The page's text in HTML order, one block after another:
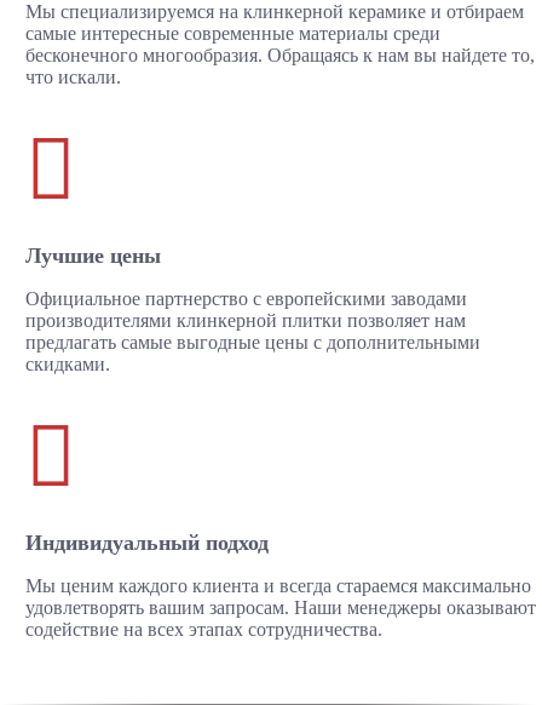
Мы специализируемся на клинкерной керамике и отбираем
самые интересные современные материалы среди
бесконечного многообразия. Обращаясь к нам вы найдете то,
что искали.

Лучшие цены
Официальное партнерство с европейскими заводами
производителями клинкерной плитки позволяет нам
предлагать самые выгодные цены с дополнительными
скидками.

Индивидуальный подход
Мы ценим каждого клиента и всегда стараемся максимально
удовлетворять вашим запросам. Наши менеджеры оказывают
содействие на всех этапах сотрудничества.